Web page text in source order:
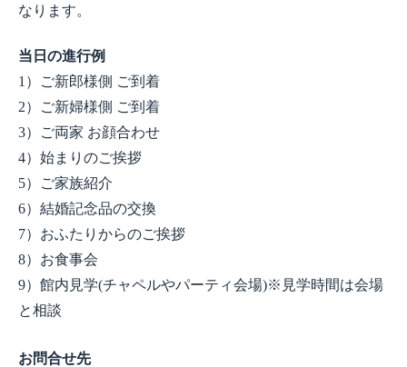
なります。
当日の進行例
1）ご新郎様側 ご到着
2）ご新婦様側 ご到着
3）ご両家 お顔合わせ
4）始まりのご挨拶
5）ご家族紹介
6）結婚記念品の交換
7）おふたりからのご挨拶
8）お食事会
9）館内見学(チャペルやパーティ会場)※見学時間は会場
と相談
お問合せ先